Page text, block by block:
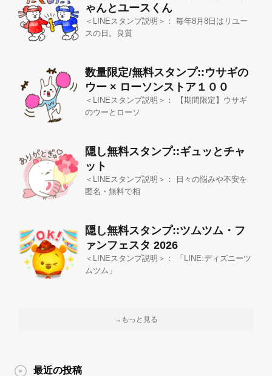
ゃんとユースくん
＜LINEスタンプ説明＞： 毎年8月8日はリユー
スの日。良質
数量限定/無料スタンプ::ウサギの
ウー × ローソンストア１００
＜LINEスタンプ説明＞： 【期間限定】ウサギ
のウーとローソ
隠し無料スタンプ::ギュッとチャ
ット
＜LINEスタンプ説明＞： 日々の悩みや不安を
匿名・無料で相
隠し無料スタンプ::ツムツム・フ
ァンフェスタ 2026
＜LINEスタンプ説明＞： 「LINE:ディズニーツ
ムツム」
→もっと見る
最近の投稿